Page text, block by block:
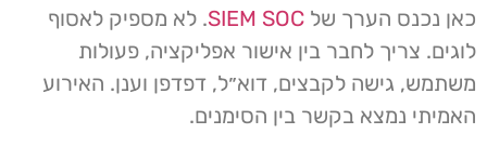
כאן נכנס הערך של SIEM SOC. לא מספיק לאסוף
לוגים. צריך לחבר בין אישור אפליקציה, פעולות
משתמש, גישה לקבצים, דוא״ל, דפדפן וענן. האירוע
האמיתי נמצא בקשר בין הסימנים.